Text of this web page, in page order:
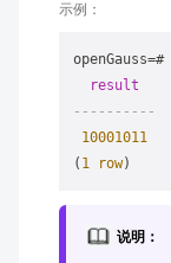
示例：
openGauss=#
result
----------
10001011
( 1 row
说明：